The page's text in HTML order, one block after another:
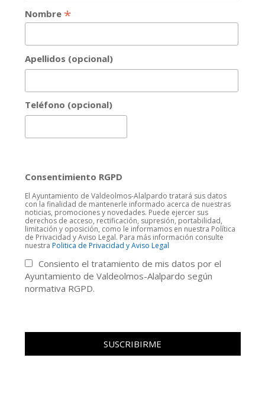
Nombre *
Apellidos (opcional)
Teléfono (opcional)
Consentimiento RGPD
El Ayuntamiento de Valdeolmos-Alalpardo tratará sus datos
con la finalidad de mantenerle informado acerca de nuestras
noticias, promociones y novedades. Puede ejercer sus
derechos de acceso, rectificación, supresión, portabilidad,
limitación y oposición, como le informamos en nuestra Política
de Privacidad y Aviso Legal. Para más información consulte
nuestra Politica de Privacidad y Aviso Legal
Consiento el tratamiento de mis datos por el
Ayuntamiento de Valdeolmos-Alalpardo según
normativa RGPD.